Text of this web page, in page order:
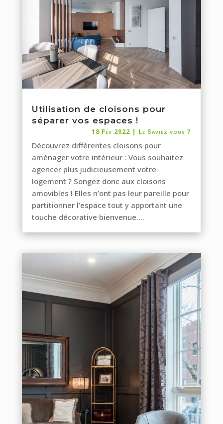
Utilisation de cloisons pour
séparer vos espaces !
18 Fév 2022 | Le Saviez vous ?
Découvrez différentes cloisons pour
aménager votre intérieur : Vous souhaitez
agencer plus judicieusement votre
logement ? Songez donc aux cloisons
amovibles ! Elles n’ont pas leur pareille pour
partitionner l’espace tout y apportant une
touche décorative bienvenue....